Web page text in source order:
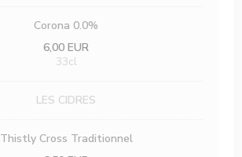
Corona 0.0%
6,00 EUR
33cl
LES CIDRES
Thistly Cross Traditionnel